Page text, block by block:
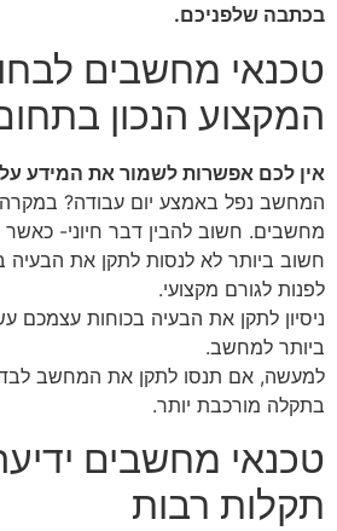
בכתבה שלפניכם.
טכנאי מחשבים
המקצוע הנכון
אין לכם אפשרות לשמור את המידע
המחשב נפל באמצע יום עבודה? במקרה
מחשבים. חשוב להבין דבר חיוני-
חשוב ביותר לא לנסות לתקן את
לפנות לגורם מקצועי.
ניסיון לתקן את הבעיה בכוחות עצמכם
ביותר למחשב.
למעשה, אם תנסו לתקן את המחשב לבד
בתקלה מורכבת יותר.
טכנאי מחשבים
תקלות רבות